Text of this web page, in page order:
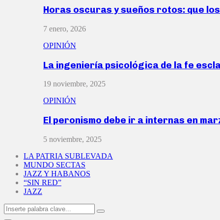
Horas oscuras y sueños rotos: que
7 enero, 2026
OPINIÓN
La ingeniería psicológica de la fe
19 noviembre, 2025
OPINIÓN
El peronismo debe ir a internas en
5 noviembre, 2025
LA PATRIA SUBLEVADA
MUNDO SECTAS
JAZZ Y HABANOS
“SIN RED”
JAZZ
Search
for:
Search